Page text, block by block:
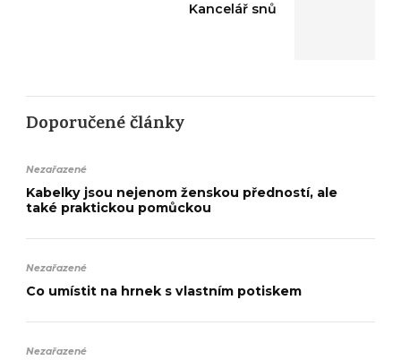
Kancelář snů
Doporučené články
Nezařazené
Kabelky jsou nejenom ženskou předností, ale
také praktickou pomůckou
Nezařazené
Co umístit na hrnek s vlastním potiskem
Nezařazené